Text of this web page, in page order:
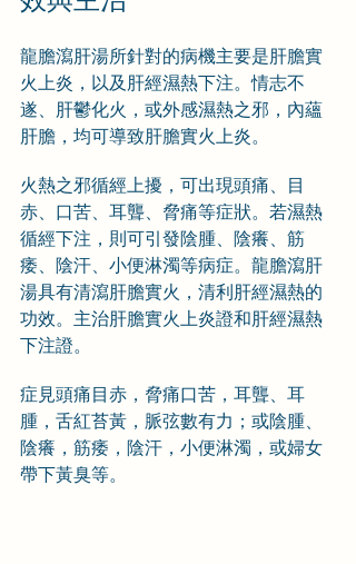
龍膽瀉肝湯所針對的病機主要是肝膽實
火上炎，以及肝經濕熱下注。情志不
遂、肝鬱化火，或外感濕熱之邪，內蘊
肝膽，均可導致肝膽實火上炎。
火熱之邪循經上擾，可出現頭痛、目
赤、口苦、耳聾、脅痛等症狀。若濕熱
循經下注，則可引發陰腫、陰癢、筋
痿、陰汗、小便淋濁等病症。龍膽瀉肝
湯具有清瀉肝膽實火，清利肝經濕熱的
功效。主治肝膽實火上炎證和肝經濕熱
下注證。
症見頭痛目赤，脅痛口苦，耳聾、耳
腫，舌紅苔黃，脈弦數有力；或陰腫、
陰癢，筋痿，陰汗，小便淋濁，或婦女
帶下黃臭等。